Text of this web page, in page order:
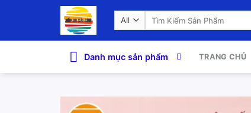
Search
Danh mục sản phẩm TRANG CHỦ